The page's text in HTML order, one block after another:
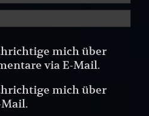
mich über
via E-Mail.
mich über